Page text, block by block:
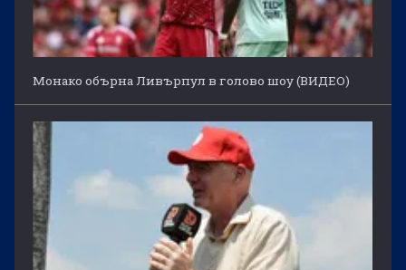
Монако обърна Ливърпул в голово шоу (ВИДЕО)